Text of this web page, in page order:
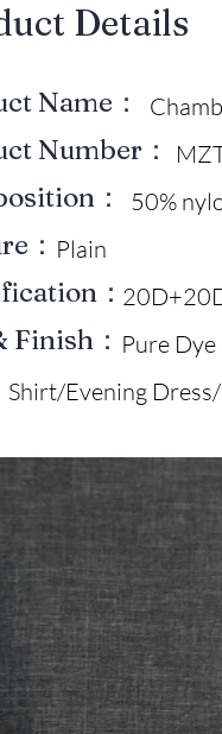
Details
Name：
Number：
： 50%
： Plain
：
Finish： Pure Dye
Shirt/Evening